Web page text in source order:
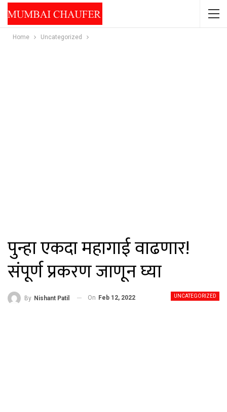
Home Uncategorized
पुन्हा एकदा महागाई वाढणार!
संपूर्ण प्रकरण जाणून घ्या
UNCATEGORIZED
By Nishant Patil On Feb 12, 2022